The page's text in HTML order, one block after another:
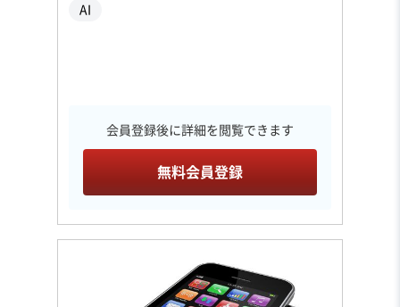
AI
会員登録後に詳細を閲覧できます
無料会員登録